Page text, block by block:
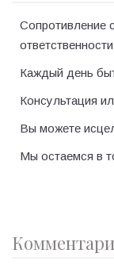
Сопротивление
ответственности
Каждый день
Консультация
Вы можете
Мы остаемся в